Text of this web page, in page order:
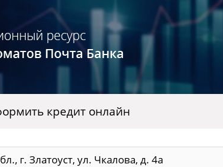
кредит онлайн
г. Златоуст, ул. Чкалова, д. 4а